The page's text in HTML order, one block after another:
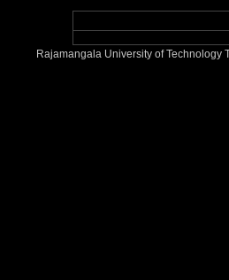
Rajamangala University of